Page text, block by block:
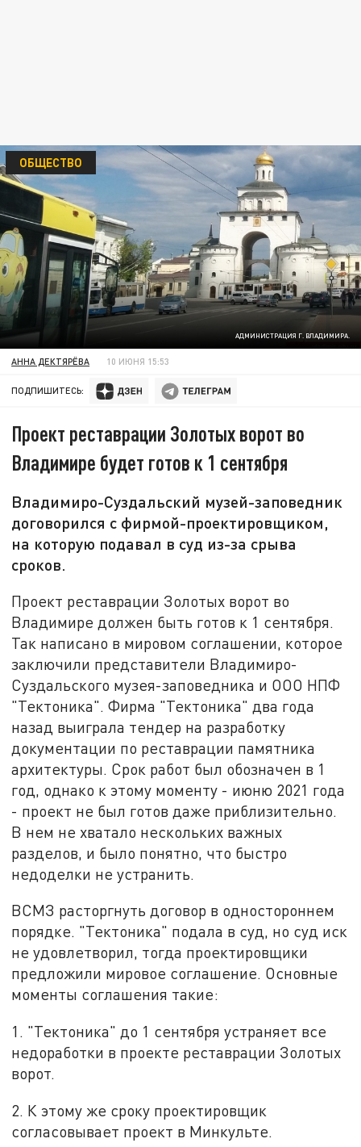
АДМИНИСТРАЦИЯ Г. ВЛАДИМИРА.
ОБЩЕСТВО
АННА ДЕКТЯРЁВА 10 ИЮНЯ 15:53
ПОДПИШИТЕСЬ:
Проект реставрации Золотых ворот во
Владимире будет готов к 1 сентября
Владимиро-Суздальский музей-заповедник
договорился с фирмой-проектировщиком,
на которую подавал в суд из-за срыва
сроков.
Проект реставрации Золотых ворот во
Владимире должен быть готов к 1 сентября.
Так написано в мировом соглашении, которое
заключили представители Владимиро-
Суздальского музея-заповедника и ООО НПФ
"Тектоника". Фирма "Тектоника" два года
назад выиграла тендер на разработку
документации по реставрации памятника
архитектуры. Срок работ был обозначен в 1
год, однако к этому моменту - июню 2021 года
- проект не был готов даже приблизительно.
В нем не хватало нескольких важных
разделов, и было понятно, что быстро
недоделки не устранить.
ВСМЗ расторгнуть договор в одностороннем
порядке. "Тектоника" подала в суд, но суд иск
не удовлетворил, тогда проектировщики
предложили мировое соглашение. Основные
моменты соглашения такие:
1. "Тектоника" до 1 сентября устраняет все
недоработки в проекте реставрации Золотых
ворот.
2. К этому же сроку проектировщик
согласовывает проект в Минкульте.